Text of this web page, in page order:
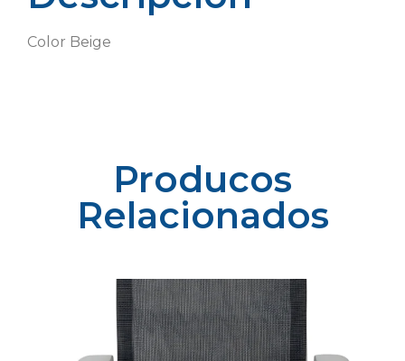
Color Beige
Producos
Relacionados